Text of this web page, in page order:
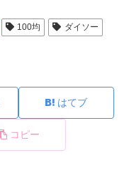
100均 ダイソー
はてブ
コピー